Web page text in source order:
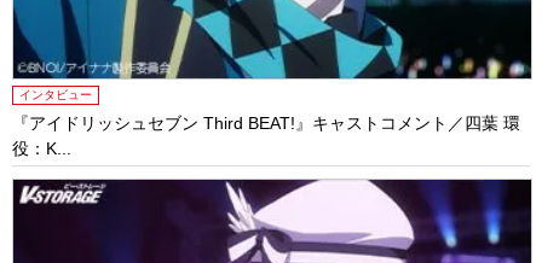
インタビュー
『アイドリッシュセブン Third BEAT!』キャストコメント／四葉 環
役：K...